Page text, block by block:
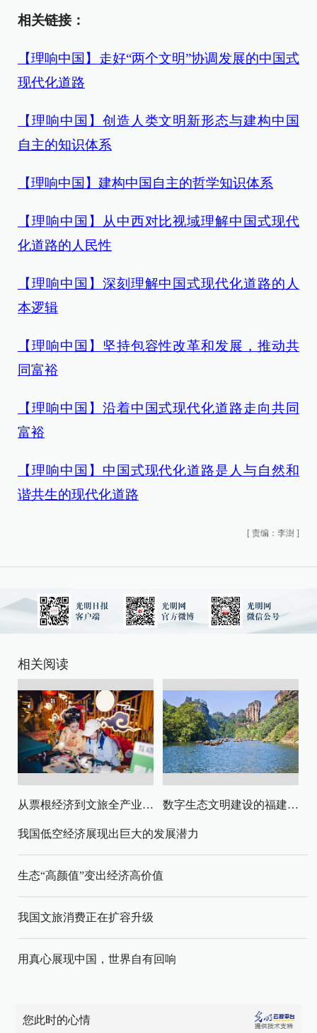
相关链接：
【理响中国】走好“两个文明”协调发展的中国式
现代化道路
【理响中国】创造人类文明新形态与建构中国
自主的知识体系
【理响中国】建构中国自主的哲学知识体系
【理响中国】从中西对比视域理解中国式现代
化道路的人民性
【理响中国】深刻理解中国式现代化道路的人
本逻辑
【理响中国】坚持包容性改革和发展，推动共
同富裕
【理响中国】沿着中国式现代化道路走向共同
富裕
【理响中国】中国式现代化道路是人与自然和
谐共生的现代化道路
[ 责编：李澍 ]
相关阅读
从票根经济到文旅全产业链升级 数字生态文明建设的福建路径与启示
我国低空经济展现出巨大的发展潜力
生态“高颜值”变出经济高价值
我国文旅消费正在扩容升级
用真心展现中国，世界自有回响
您此时的心情